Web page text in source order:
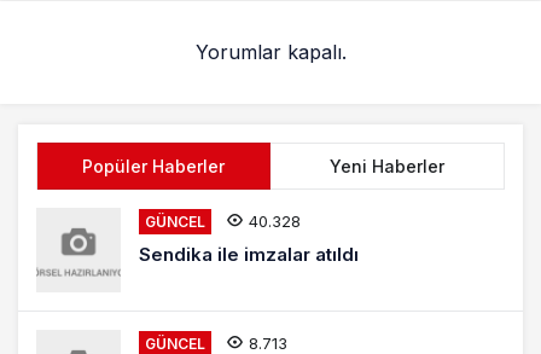
Yorumlar kapalı.
Popüler Haberler Yeni Haberler
GÜNCEL 40.328
Sendika ile imzalar atıldı
GÜNCEL 8.713